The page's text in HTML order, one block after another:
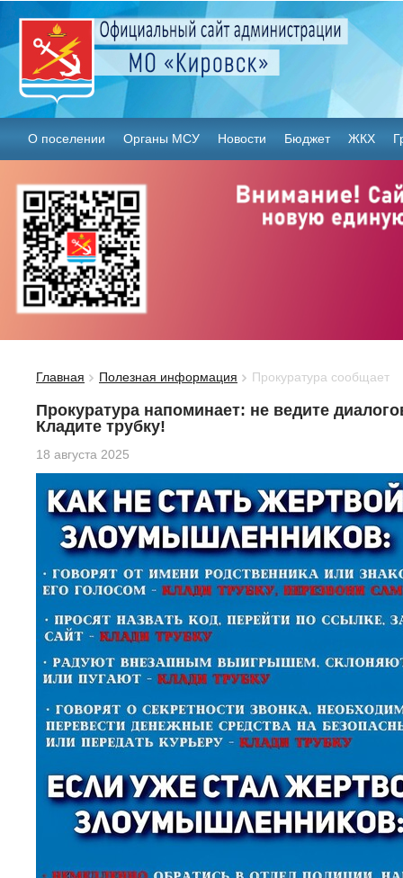
О поселении Органы МСУ Новости Бюджет ЖКХ
Главная Полезная информация Прокуратура сообщает
Прокуратура напоминает: не ведите
Кладите трубку!
18 августа 2025